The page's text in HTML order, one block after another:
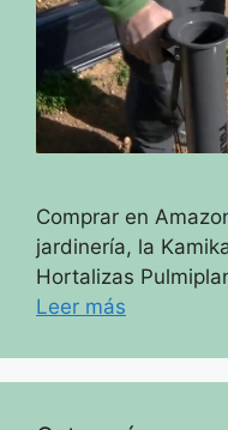
Comprar en
jardinería, la
Hortalizas
Leer más